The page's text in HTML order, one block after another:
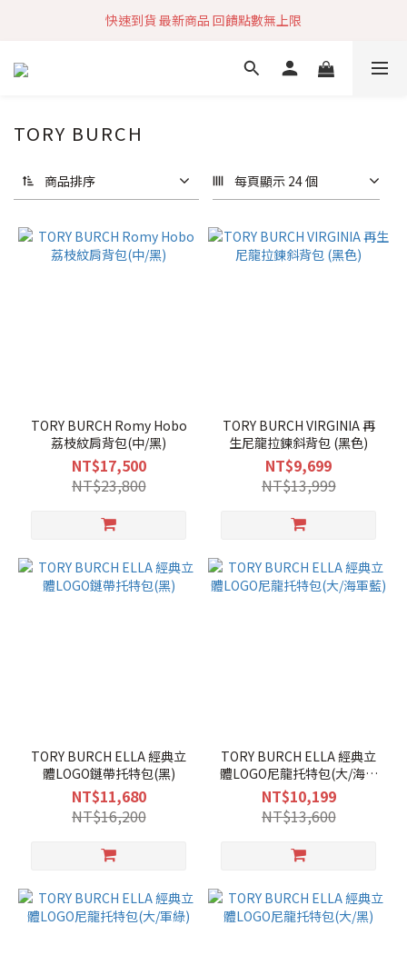
加入社群 獲取最新商品資訊
快速到貨 最新商品 回饋點數無上限
加入社群 獲取最新商品資訊
TORY BURCH
商品排序 每頁顯示 24 個
TORY BURCH Romy Hobo
荔枝紋肩背包(中/黑)
NT$17,500
NT$23,800
TORY BURCH VIRGINIA 再
生尼龍拉鍊斜背包 (黑色)
NT$9,699
NT$13,999
TORY BURCH ELLA 經典立
體LOGO鏈帶托特包(黑)
NT$11,680
NT$16,200
TORY BURCH ELLA 經典立
體LOGO尼龍托特包(大/海軍
藍)
NT$10,199
NT$13,600